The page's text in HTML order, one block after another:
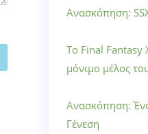
Ανασκόπηση:
Το Final Fantasy
μόνιμο μέλος
Ανασκόπηση:
Γένεση